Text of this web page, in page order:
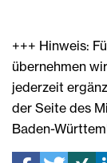
+++ Hinweis:
übernehmen
jederzeit
der Seite des
Baden-